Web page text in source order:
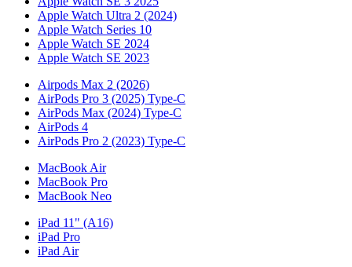
Apple Watch Ultra 2 (2024)
Apple Watch Series 10
Apple Watch SE 2024
Apple Watch SE 2023
Airpods Max 2 (2026)
AirPods Pro 3 (2025) Type-C
AirPods Max (2024) Type-C
AirPods 4
AirPods Pro 2 (2023) Type-C
MacBook Air
MacBook Pro
MacBook Neo
iPad 11" (A16)
iPad Pro
iPad Air